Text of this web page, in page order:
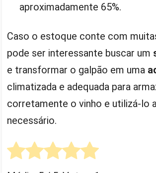
aproximadamente 65%.
Caso o estoque conte com
pode ser interessante buscar um
e transformar o galpão em uma
climatizada e adequada para
corretamente o vinho e utilizá-lo
necessário.